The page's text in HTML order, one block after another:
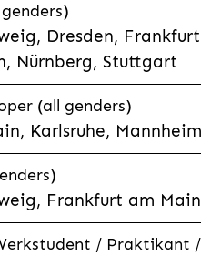
Dresden,
Nürnberg, Stuttgart
(all genders)
Karlsruhe,
Frankfurt am
/ Praktikant /